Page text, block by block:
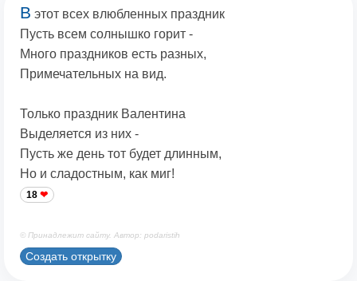
В этот всех влюбленных праздник
Пусть всем солнышко горит -
Много праздников есть разных,
Примечательных на вид.
Только праздник Валентина
Выделяется из них -
Пусть же день тот будет длинным,
Но и сладостным, как миг!
18
© Принадлежит сайту. Автор: podaristih
Создать открытку